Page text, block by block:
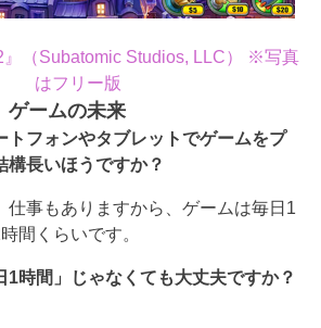
（Subatomic Studios, LLC） ※写真
はフリー版
ームの未来
フォンやタブレットでゲームをプ
構長いほうですか？
事もありますから、ゲームは毎日1
間くらいです。
時間」じゃなくても大丈夫ですか？